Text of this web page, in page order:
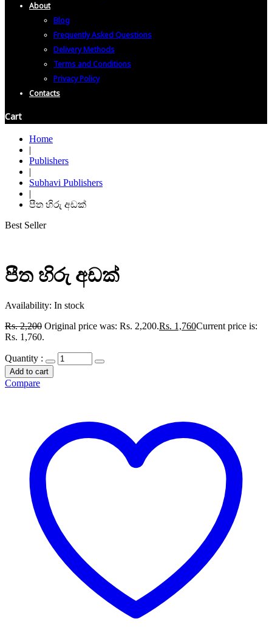
About
Blog
Frequently Asked Questions
Delivery Methods
Terms and Conditions
Privacy Policy
Contacts
Cart
Home
|
Publishers
|
Subhavi Publishers
|
පීත හිරු අඩක්
Best Seller
පීත හිරු අඩක්
Availability: In stock
Rs.2,200 Original price was: Rs. 2,200.Rs. 1,760Current price is:
Rs. 1,760.
Quantity :
Add to cart
Compare